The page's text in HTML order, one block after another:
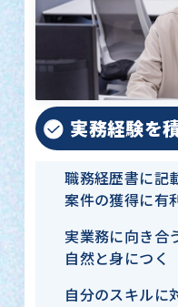
実務経験を
職務経歴書に記
案件の獲得に有利
実業務に向き合
自然と身につく
自分のスキルに